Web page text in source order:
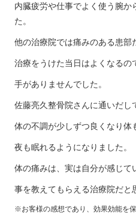
内臓疲労や仕事でよく使う腕か
た。
他の治療院では痛みのある患部
治療をうけた当日はよくなるの
手がありませんでした。
佐藤亮久整骨院さんに通いだし
体の不調が少しずつ良くなり体
夜も眠れるようになりました。
体の痛みは、実は自分が感じて
事を教えてもらえる治療院だと
※お客様の感想であり、効果効能を